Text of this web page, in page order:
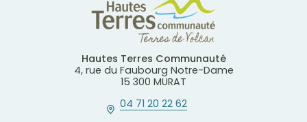
Hautes Terres Communauté
4, rue du Faubourg Notre-Dame
15 300 MURAT
04 71 20 22 62